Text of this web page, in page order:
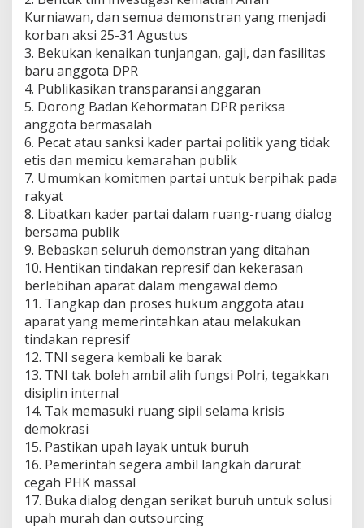
Kurniawan, dan semua demonstran yang menjadi
korban aksi 25-31 Agustus
3. Bekukan kenaikan tunjangan, gaji, dan fasilitas
baru anggota DPR
4. Publikasikan transparansi anggaran
5. Dorong Badan Kehormatan DPR periksa
anggota bermasalah
6. Pecat atau sanksi kader partai politik yang tidak
etis dan memicu kemarahan publik
7. Umumkan komitmen partai untuk berpihak pada
rakyat
8. Libatkan kader partai dalam ruang-ruang dialog
bersama publik
9. Bebaskan seluruh demonstran yang ditahan
10. Hentikan tindakan represif dan kekerasan
berlebihan aparat dalam mengawal demo
11. Tangkap dan proses hukum anggota atau
aparat yang memerintahkan atau melakukan
tindakan represif
12. TNI segera kembali ke barak
13. TNI tak boleh ambil alih fungsi Polri, tegakkan
disiplin internal
14. Tak memasuki ruang sipil selama krisis
demokrasi
15. Pastikan upah layak untuk buruh
16. Pemerintah segera ambil langkah darurat
cegah PHK massal
17. Buka dialog dengan serikat buruh untuk solusi
upah murah dan outsourcing